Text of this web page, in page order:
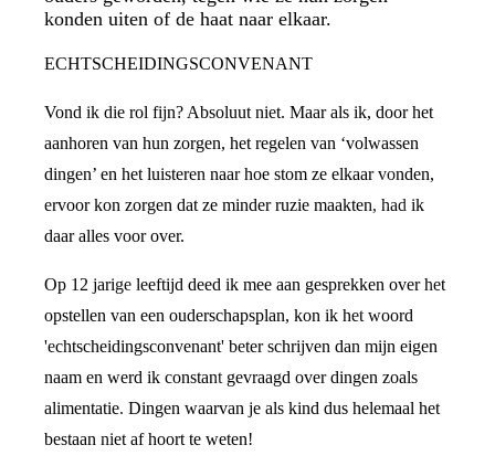
konden uiten of de haat naar elkaar.
ECHTSCHEIDINGSCONVENANT
Vond ik die rol fijn? Absoluut niet. Maar als ik, door het
aanhoren van hun zorgen, het regelen van ‘volwassen
dingen’ en het luisteren naar hoe stom ze elkaar vonden,
ervoor kon zorgen dat ze minder ruzie maakten, had ik
daar alles voor over.
Op 12 jarige leeftijd deed ik mee aan gesprekken over het
opstellen van een ouderschapsplan, kon ik het woord
'echtscheidingsconvenant' beter schrijven dan mijn eigen
naam en werd ik constant gevraagd over dingen zoals
alimentatie. Dingen waarvan je als kind dus helemaal het
bestaan niet af hoort te weten!